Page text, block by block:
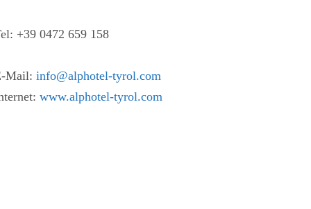
+39 0472 659 158
Mail: info@alphotel-tyrol.com
www.alphotel-tyrol.com